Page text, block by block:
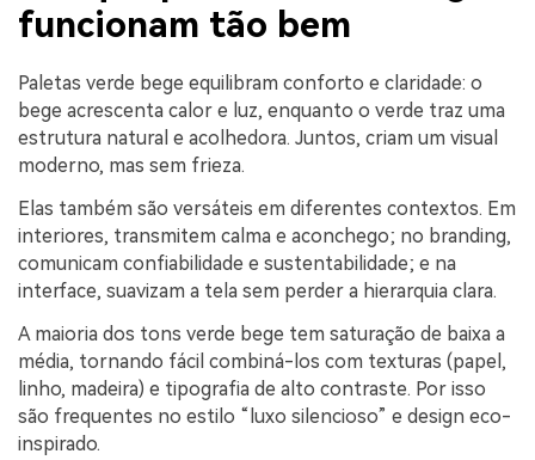
funcionam tão bem
Paletas verde bege equilibram conforto e claridade: o
bege acrescenta calor e luz, enquanto o verde traz uma
estrutura natural e acolhedora. Juntos, criam um visual
moderno, mas sem frieza.
Elas também são versáteis em diferentes contextos. Em
interiores, transmitem calma e aconchego; no branding,
comunicam confiabilidade e sustentabilidade; e na
interface, suavizam a tela sem perder a hierarquia clara.
A maioria dos tons verde bege tem saturação de baixa a
média, tornando fácil combiná-los com texturas (papel,
linho, madeira) e tipografia de alto contraste. Por isso
são frequentes no estilo “luxo silencioso” e design eco-
inspirado.